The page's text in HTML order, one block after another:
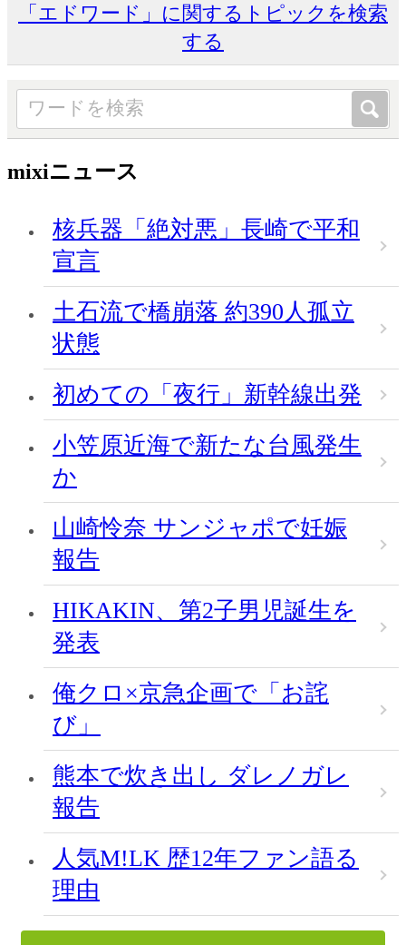
「エドワード」に関するトピックを検索
する
mixiニュース
核兵器「絶対悪」長崎で平和
宣言
土石流で橋崩落 約390人孤立
状態
初めての「夜行」新幹線出発
小笠原近海で新たな台風発生
か
山崎怜奈 サンジャポで妊娠
報告
HIKAKIN、第2子男児誕生を
発表
俺クロ×京急企画で「お詫
び」
熊本で炊き出し ダレノガレ
報告
人気M!LK 歴12年ファン語る
理由